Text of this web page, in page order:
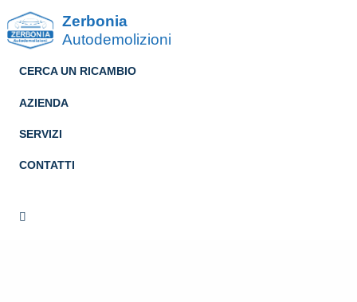
Zerbonia
Autodemolizioni
CERCA UN RICAMBIO
AZIENDA
SERVIZI
CONTATTI